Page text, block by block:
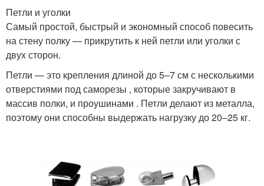
Петли и уголки
Самый простой, быстрый и экономный способ повесить
на стену полку — прикрутить к ней петли или уголки с
двух сторон.
Петли — это крепления длиной до 5–7 см с несколькими
отверстиями под саморезы , которые закручивают в
массив полки, и проушинами . Петли делают из металла,
поэтому они способны выдержать нагрузку до 20–25 кг.